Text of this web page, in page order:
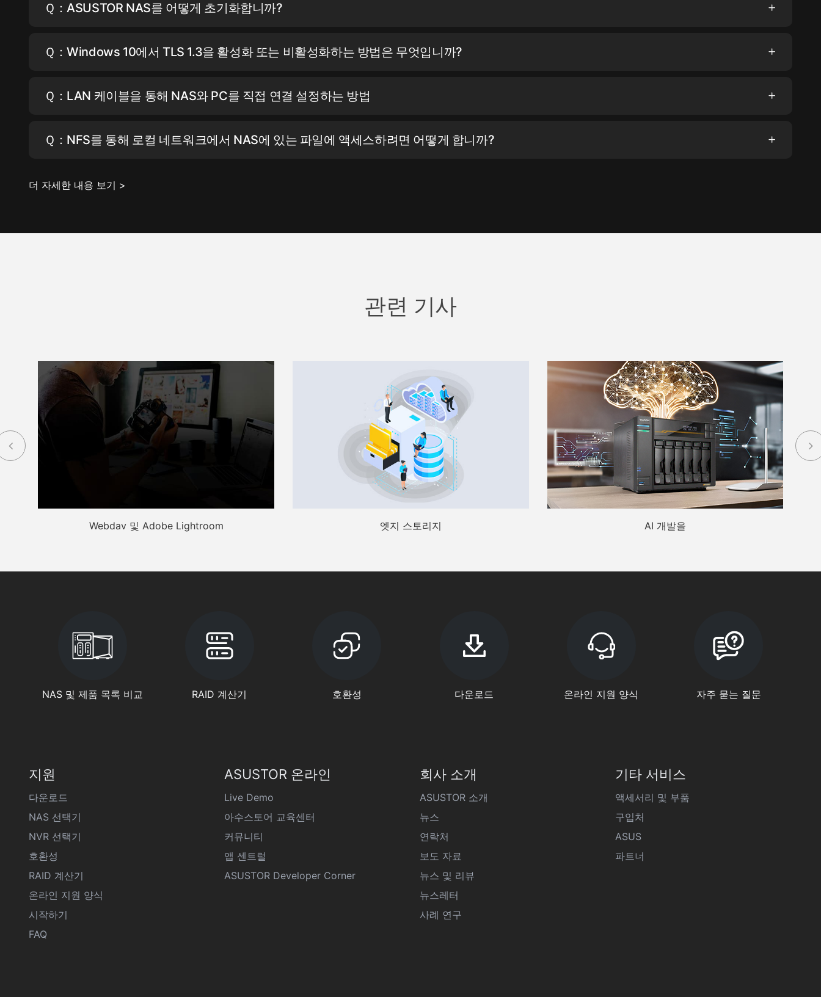
Ｑ：ASUSTOR NAS를 어떻게 초기화합니까?
Ｑ：Windows 10에서 TLS 1.3을 활성화 또는 비활성화하는 방법은 무엇입니까?
Ｑ：LAN 케이블을 통해 NAS와 PC를 직접 연결 설정하는 방법
Ｑ：NFS를 통해 로컬 네트워크에서 NAS에 있는 파일에 액세스하려면 어떻게 합니까?
더 자세한 내용 보기 >
관련 기사
Webdav 및 Adobe Lightroom 엣지 스토리지 AI 개발을
NAS 및 제품 목록 비교 RAID 계산기 호환성 다운로드 온라인 지원 양식 자주 묻는 질문
지원
다운로드
NAS 선택기
NVR 선택기
호환성
RAID 계산기
온라인 지원 양식
시작하기
FAQ
ASUSTOR 온라인
Live Demo
아수스토어 교육센터
커뮤니티
앱 센트럴
ASUSTOR Developer Corner
회사 소개
ASUSTOR 소개
뉴스
연락처
보도 자료
뉴스 및 리뷰
뉴스레터
사례 연구
기타 서비스
액세서리 및 부품
구입처
ASUS
파트너